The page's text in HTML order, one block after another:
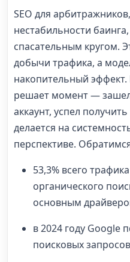
SEO для
нестабильности
спасательным кругом.
добычи трафика, а
накопительный
решает момент — зашел
аккаунт, успел
делается на
перспективе.
53,3% всего
органического
основным
в 2024 году Google
поисковых